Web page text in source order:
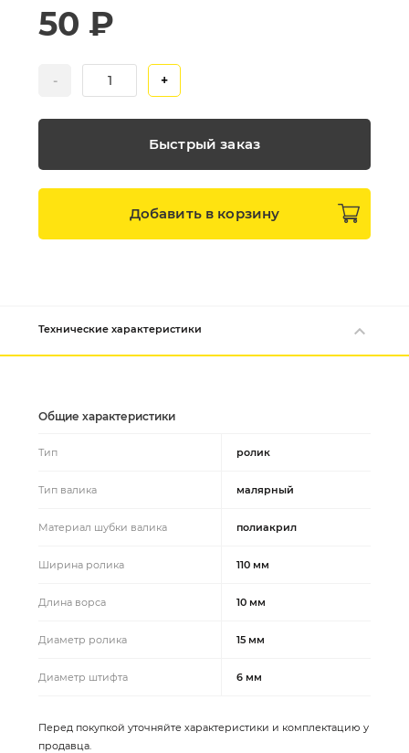
- +
50 ₽
Быстрый заказ
Добавить в корзину
Технические характеристики
Общие характеристики
Тип ролик
Тип валика малярный
Материал шубки валика полиакрил
Ширина ролика 110 мм
Длина ворса 10 мм
Диаметр ролика 15 мм
Диаметр штифта 6 мм
Перед покупкой уточняйте характеристики и комплектацию у
продавца.